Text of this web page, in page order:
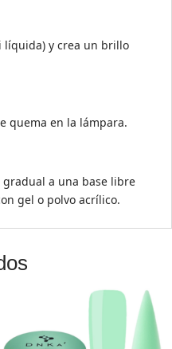
líquida) y crea un brillo
quema en la lámpara.
a una base libre
gel o polvo acrílico.